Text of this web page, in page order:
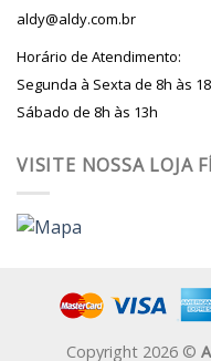
aldy@aldy.com.br
Horário de Atendimento:
Segunda à Sexta de 8h às
Sábado de 8h às 13h
VISITE NOSSA LOJA
Copyright 2026 ©